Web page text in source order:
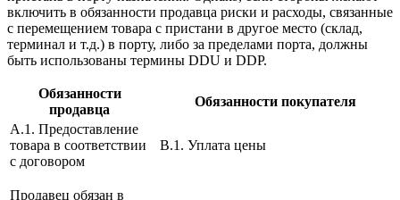
включить в обязанности продавца риски и расходы, связанные
с перемещением товара с пристани в другое место (склад,
терминал и т.д.) в порту, либо за пределами порта, должны
быть использованы термины DDU и DDP.
Обязанности
продавца
Обязанности покупателя
A.1. Предоставление
товара в соответствии
с договором
B.1. Уплата цены
Продавец обязан в